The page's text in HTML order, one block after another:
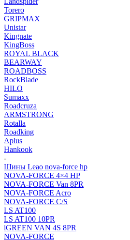
Torero
GRIPMAX
Unistar
Kingnate
KingBoss
ROYAL BLACK
BEARWAY
ROADBOSS
RockBlade
HILO
Sumaxx
Roadcruza
ARMSTRONG
Rotalla
Roadking
Aplus
Hankook
-
Шины Leao nova-force hp
NOVA-FORCE 4×4 HP
NOVA-FORCE Van 8PR
NOVA-FORCE Acro
NOVA-FORCE C/S
LS AT100
LS AT100 10PR
iGREEN VAN 4S 8PR
NOVA-FORCE